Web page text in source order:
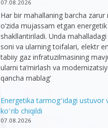
07.08.2026
Har bir mahallaning barcha zarur
o‘zida mujassam etgan
shakllantiriladi. Unda mahalladagi
soni va ularning toifalari, elektr
tabiiy gaz infratuzilmasining
ularni ta’mirlash va
qancha mablag‘
Energetika tarmogʻidagi ustuvor
koʻrib chiqildi
07.08.2026